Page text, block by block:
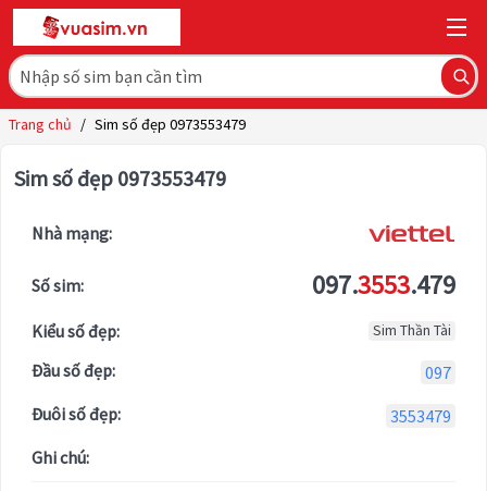
Trang chủ / Sim số đẹp 0973553479
Sim số đẹp 0973553479
Nhà mạng:
Số sim: 097.3553.479
Kiểu số đẹp: Sim Thần Tài
Đầu số đẹp:
097
Đuôi số đẹp:
3553479
Ghi chú: